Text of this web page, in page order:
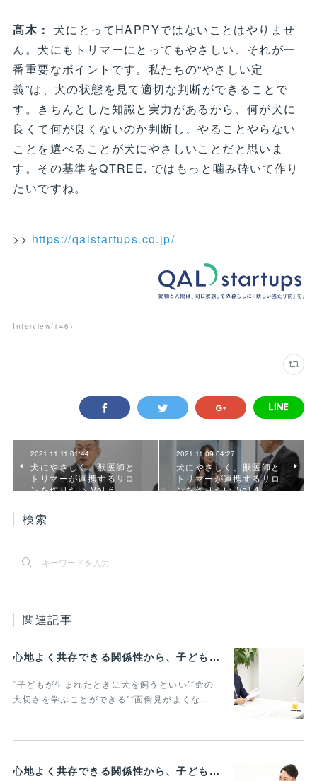
髙木： 犬にとってHAPPYではないことはやりませ
ん。犬にもトリマーにとってもやさしい、それが一
番重要なポイントです。私たちの“やさしい定
義”は、犬の状態を見て適切な判断ができることで
す。きちんとした知識と実力があるから、何が犬に
良くて何が良くないのか判断し、やることやらない
ことを選べることが犬にやさしいことだと思いま
す。その基準をQTREE. ではもっと噛み砕いて作り
たいですね。
>> https://qalstartups.co.jp/
Interview(146 )
2021.11.11 01:44
犬にやさしく、獣医師と
トリマーが連携するサロ
ンを作りたい Vol.6
2021.11.09 04:27
犬にやさしく、獣医師と
トリマーが連携するサロ
ンを作りたい Vol.4
検索
関連記事
心地よく共存できる関係性から、子どもの発達に動物がよりよい影響を与える Vol.3
“子どもが生まれたときに犬を飼うといい”“命の
大切さを学ぶことができる”“面倒見がよくな…
心地よく共存できる関係性から、子どもの発達に動物がよりよい影響を与える Vol.2